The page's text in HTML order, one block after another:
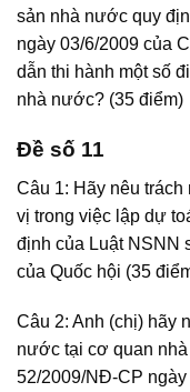
sản nhà nước quy
ngày 03/6/2009 của
dẫn thi hành một số
nhà nước? (35 điểm)
Đề số 11
Câu 1: Hãy nêu
vị trong việc lập dự
định của Luật NSNN
của Quốc hội (35
Câu 2: Anh (chị) hãy
nước tại cơ quan
52/2009/NĐ-CP